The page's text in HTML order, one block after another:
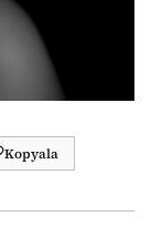
Kopyala